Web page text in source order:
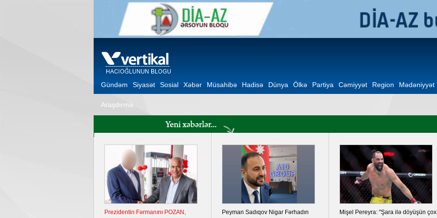
Gündəm Siyasət Sosial Xəbər Müsahibə Hadisə Dünya Ölkə Partiya Cəmiyyət Region Mədəniyyət
Araşdırma
Prezidentin Fərmanını POZAN,
Peyman Sadıqov Nigar Fərhadın
Mişel Pereyra: "Şara ilə döyüşün çox
Azərbaycanda bir